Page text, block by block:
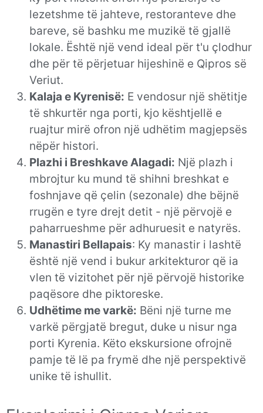
lezetshme të jahteve, restoranteve dhe
bareve, së bashku me muzikë të gjallë
lokale. Është një vend ideal për t'u çlodhur
dhe për të përjetuar hijeshinë e Qipros së
Veriut.
Kalaja e Kyrenisë: E vendosur një shëtitje
të shkurtër nga porti, kjo kështjellë e
ruajtur mirë ofron një udhëtim magjepsës
nëpër histori.
Plazhi i Breshkave Alagadi: Një plazh i
mbrojtur ku mund të shihni breshkat e
foshnjave që çelin (sezonale) dhe bëjnë
rrugën e tyre drejt detit - një përvojë e
paharrueshme për adhuruesit e natyrës.
Manastiri Bellapais: Ky manastir i lashtë
është një vend i bukur arkitekturor që ia
vlen të vizitohet për një përvojë historike
paqësore dhe piktoreske.
Udhëtime me varkë: Bëni një turne me
varkë përgjatë bregut, duke u nisur nga
porti Kyrenia. Këto ekskursione ofrojnë
pamje të lë pa frymë dhe një perspektivë
unike të ishullit.